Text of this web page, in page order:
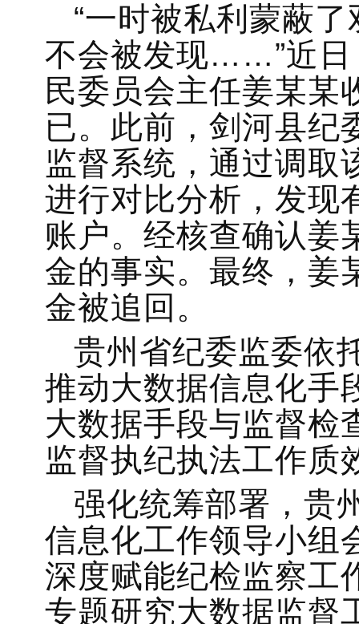
“一时被私利蒙蔽
不会被发现……”近日
民委员会主任姜某某
已。此前，剑河县纪
监督系统，通过调取
进行对比分析，发现
账户。经核查确认姜
金的事实。最终，姜
金被追回。
贵州省纪委监委依
推动大数据信息化手
大数据手段与监督检
监督执纪执法工作质
强化统筹部署，贵
信息化工作领导小组
深度赋能纪检监察工
专题研究大数据监督